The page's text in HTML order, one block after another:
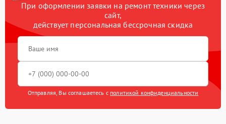
При оформлении заявки на ремонт техники через
сайт,
действует персональная бессрочная скидка
Отправляя, Вы соглашаетесь с политикой конфиденциальности